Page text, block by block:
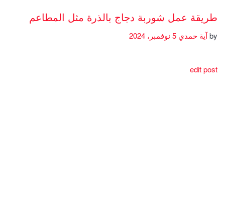
طريقة عمل شوربة دجاج بالذرة مثل المطاعم
byآية حمدي
edit post